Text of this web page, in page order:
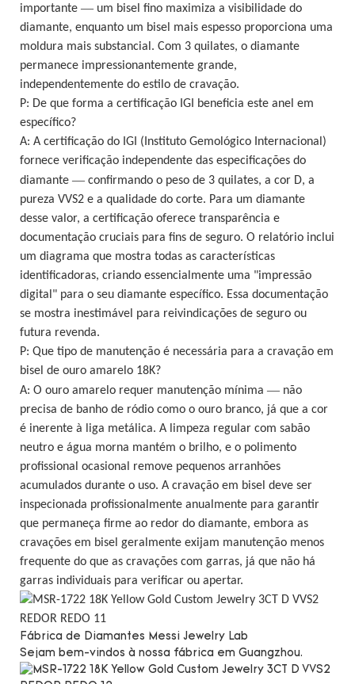
importante — um bisel fino maximiza a visibilidade do
diamante, enquanto um bisel mais espesso proporciona uma
moldura mais substancial. Com 3 quilates, o diamante
permanece impressionantemente grande,
independentemente do estilo de cravação.
P: De que forma a certificação IGI beneficia este anel em
específico?
A: A certificação do IGI (Instituto Gemológico Internacional)
fornece verificação independente das especificações do
diamante — confirmando o peso de 3 quilates, a cor D, a
pureza VVS2 e a qualidade do corte. Para um diamante
desse valor, a certificação oferece transparência e
documentação cruciais para fins de seguro. O relatório inclui
um diagrama que mostra todas as características
identificadoras, criando essencialmente uma "impressão
digital" para o seu diamante específico. Essa documentação
se mostra inestimável para reivindicações de seguro ou
futura revenda.
P: Que tipo de manutenção é necessária para a cravação em
bisel de ouro amarelo 18K?
A: O ouro amarelo requer manutenção mínima — não
precisa de banho de ródio como o ouro branco, já que a cor
é inerente à liga metálica. A limpeza regular com sabão
neutro e água morna mantém o brilho, e o polimento
profissional ocasional remove pequenos arranhões
acumulados durante o uso. A cravação em bisel deve ser
inspecionada profissionalmente anualmente para garantir
que permaneça firme ao redor do diamante, embora as
cravações em bisel geralmente exijam manutenção menos
frequente do que as cravações com garras, já que não há
garras individuais para verificar ou apertar.
Fábrica de Diamantes Messi Jewelry Lab
Sejam bem-vindos à nossa fábrica em Guangzhou.